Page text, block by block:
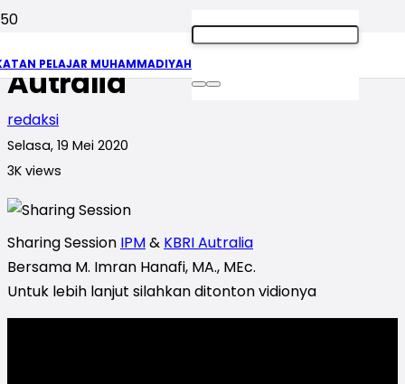
PELAJAR MUHAMMADIYAH
Sharing Session IPM & KBRI
Autralia
redaksi
Selasa, 19 Mei 2020
3K views
Sharing Session IPM& KBRI Autralia
Bersama M. Imran Hanafi, MA., MEc.
Untuk lebih lanjut silahkan ditonton vidionya